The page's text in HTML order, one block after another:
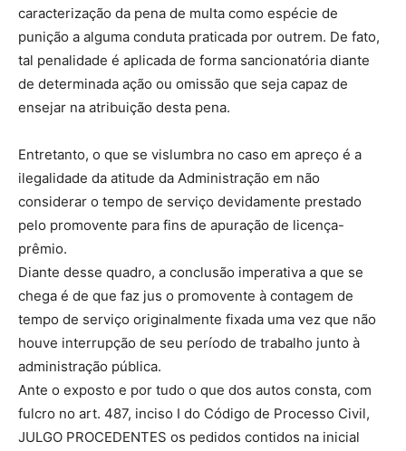
caracterização da pena de multa como espécie de
punição a alguma conduta praticada por outrem. De fato,
tal penalidade é aplicada de forma sancionatória diante
de determinada ação ou omissão que seja capaz de
ensejar na atribuição desta pena.
Entretanto, o que se vislumbra no caso em apreço é a
ilegalidade da atitude da Administração em não
considerar o tempo de serviço devidamente prestado
pelo promovente para fins de apuração de licença-
prêmio.
Diante desse quadro, a conclusão imperativa a que se
chega é de que faz jus o promovente à contagem de
tempo de serviço originalmente fixada uma vez que não
houve interrupção de seu período de trabalho junto à
administração pública.
Ante o exposto e por tudo o que dos autos consta, com
fulcro no art. 487, inciso I do Código de Processo Civil,
JULGO PROCEDENTES os pedidos contidos na inicial